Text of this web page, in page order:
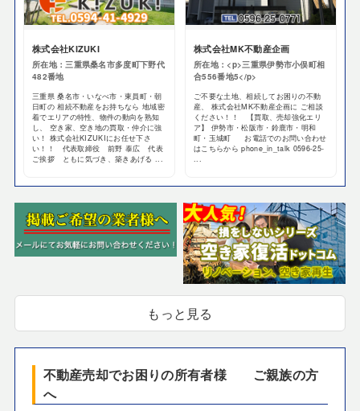
株式会社KIZUKI
所在地：三重県桑名市多度町下野代
482番地
三重県 桑名市・いなべ市・東員町・朝
日町の 相続不動産をお持ちなら 地域密
着でエリアの特性、物件の動向を熟知
し、 空き家、空き地の買取・仲介に強
い！ 株式会社KIZUKIにお任せ下さ
い！！ 代表取締役 前野 泰広 代表
ご挨拶 ともに気づき、築きあげる ...
株式会社MK不動産企画
所在地：<p>三重県伊勢市小俣町相
合556番地5</p>
ご不要な土地、相続してお困りの不動
産、 株式会社MK不動産企画に ご相談
ください！！ 【買取、売却強化エリ
ア】 伊勢市・松阪市・鈴鹿市・明和
町・玉城町 お電話でのお問い合わせ
はこちらから phone_in_talk 0596-25-
...
もっと見る
不動産売却でお困りの所有者様 ご親族の方
へ